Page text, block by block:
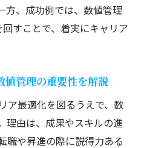
方、成功例では、数値管理
すことで、着実にキャリア
値管理の重要性を解説
ア最適化を図るうえで、数
理由は、成果やスキルの進
職や昇進の際に説得力ある